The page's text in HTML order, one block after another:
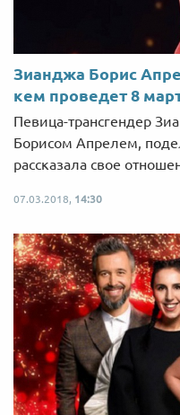
Зианджа Борис
кем проведет 8
Певица-трансгендер
Борисом Апрелем,
рассказала свое
07.03.2018, 14:30